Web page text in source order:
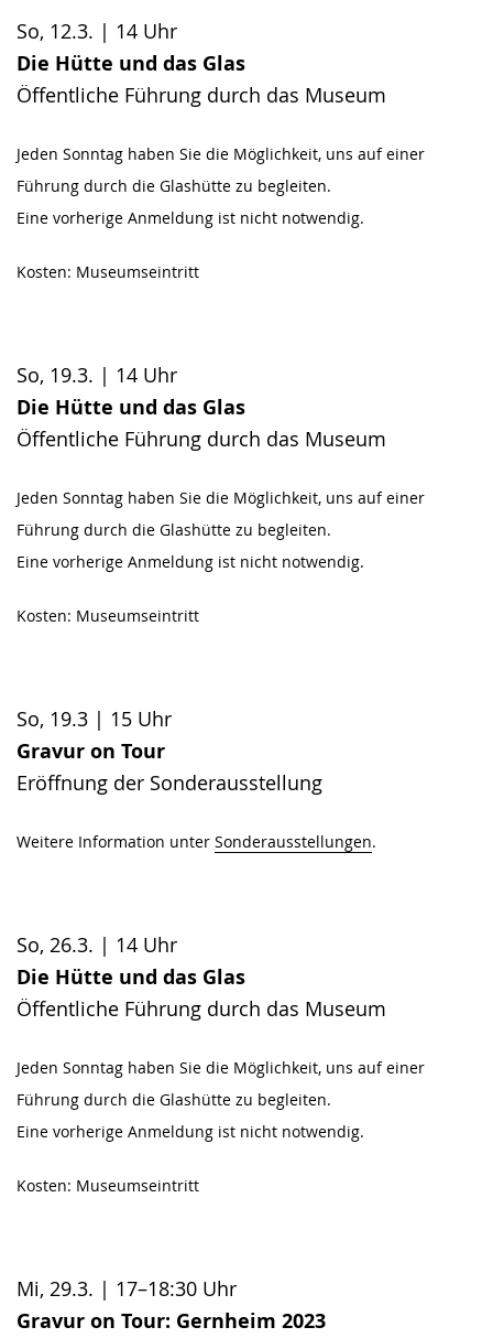
So, 12.3. | 14 Uhr
Die Hütte und das Glas
Öffentliche Führung durch das Museum
Jeden Sonntag haben Sie die Möglichkeit, uns auf einer
Führung durch die Glashütte zu begleiten.
Eine vorherige Anmeldung ist nicht notwendig.
Kosten: Museumseintritt
So, 19.3. | 14 Uhr
Die Hütte und das Glas
Öffentliche Führung durch das Museum
Jeden Sonntag haben Sie die Möglichkeit, uns auf einer
Führung durch die Glashütte zu begleiten.
Eine vorherige Anmeldung ist nicht notwendig.
Kosten: Museumseintritt
So, 19.3 | 15 Uhr
Gravur on Tour
Eröffnung der Sonderausstellung
Weitere Information unter Sonderausstellungen.
So, 26.3. | 14 Uhr
Die Hütte und das Glas
Öffentliche Führung durch das Museum
Jeden Sonntag haben Sie die Möglichkeit, uns auf einer
Führung durch die Glashütte zu begleiten.
Eine vorherige Anmeldung ist nicht notwendig.
Kosten: Museumseintritt
Mi, 29.3. | 17–18:30 Uhr
Gravur on Tour: Gernheim 2023